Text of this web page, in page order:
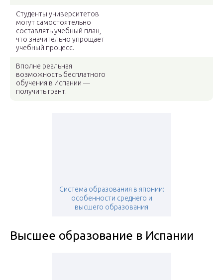
Студенты университетов
могут самостоятельно
составлять учебный план,
что значительно упрощает
учебный процесс.
Вполне реальная
возможность бесплатного
обучения в Испании —
получить грант.
Система образования в японии:
особенности среднего и
высшего образования
Высшее образование в Испании